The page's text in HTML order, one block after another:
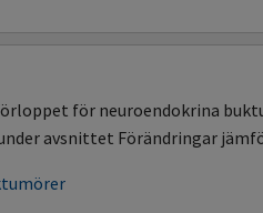
för neuroendokrina
avsnittet Förändringar